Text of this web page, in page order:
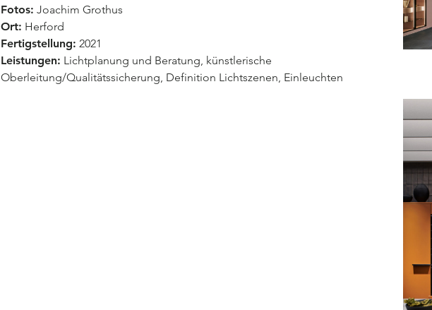
Fotos: Joachim Grothus
Ort: Herford
Fertigstellung: 2021
Leistungen: Lichtplanung und Beratung, künstlerische
Oberleitung/Qualitätssicherung, Definition Lichtszenen, Einleuchten